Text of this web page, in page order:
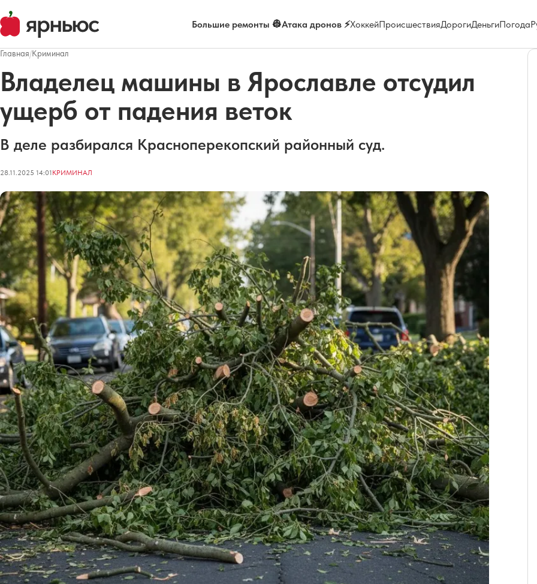
Большие ремонты 👷Атака дронов ⚡ХоккейПроисшествияДорогиДеньгиПогода
Главная/Криминал
Владелец машины в Ярославле отсудил
ущерб от падения веток
В деле разбирался Красноперекопский районный суд.
28.11.2025 14:01КРИМИНАЛ